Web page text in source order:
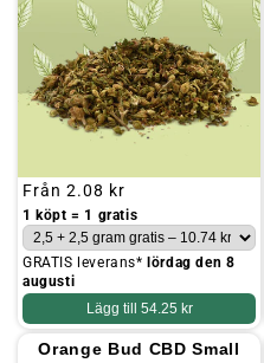
Ordinarie
pris
Från 2.08 kr
1 köpt = 1 gratis
GRATIS leverans* lördag den 8
augusti
Lägg till 54.25 kr
Orange Bud CBD Small